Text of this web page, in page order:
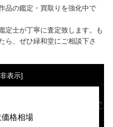
品の鑑定・買取りを強化中で
定士が丁寧に査定致します。も
ら、ぜひ緑和堂にご相談下さ
非表示]
格相場